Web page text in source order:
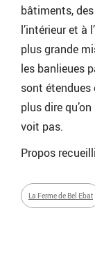
bâtiments,
l’intérieur et à
plus grande
les banlieues
sont étendues
plus dire
voit pas.
Propos
La Ferme de Bel Ebat